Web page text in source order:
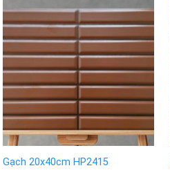
Gạch 20x40cm HP2415